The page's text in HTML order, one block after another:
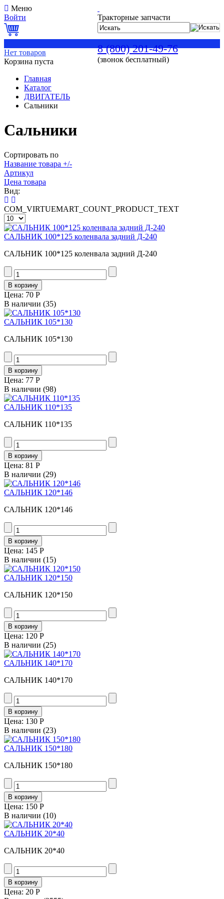
Тракторные запчасти
8 (800) 201-49-76
(звонок бесплатный)
Меню
Войти
Нет товаров
Корзина пуста
Главная
Каталог
ДВИГАТЕЛЬ
Сальники
Сальники
Сортировать по
Название товара +/-
Артикул
Цена товара
Вид:
COM_VIRTUEMART_COUNT_PRODUCT_TEXT
САЛЬНИК 100*125 коленвала задний Д-240
САЛЬНИК 100*125 коленвала задний Д-240
Цена: 70 Р
В наличии (35)
САЛЬНИК 105*130
САЛЬНИК 105*130
Цена: 77 Р
В наличии (98)
САЛЬНИК 110*135
САЛЬНИК 110*135
Цена: 81 Р
В наличии (29)
САЛЬНИК 120*146
САЛЬНИК 120*146
Цена: 145 Р
В наличии (15)
САЛЬНИК 120*150
САЛЬНИК 120*150
Цена: 120 Р
В наличии (25)
САЛЬНИК 140*170
САЛЬНИК 140*170
Цена: 130 Р
В наличии (23)
САЛЬНИК 150*180
САЛЬНИК 150*180
Цена: 150 Р
В наличии (10)
САЛЬНИК 20*40
САЛЬНИК 20*40
Цена: 20 Р